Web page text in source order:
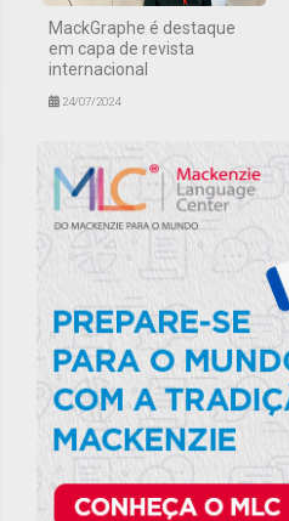
MackGraphe é destaque
em capa de revista
internacional
24/07/2024